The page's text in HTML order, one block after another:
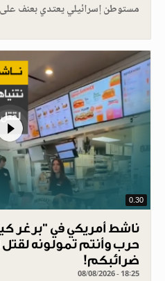
مستوطن إسرائيلي يعتدي بعنف
0.30
ناشط أمريكي في "برغر
حرب وأنتم تمولونه لقتل
ضرائبكم!
08/08/2026 - 18:25